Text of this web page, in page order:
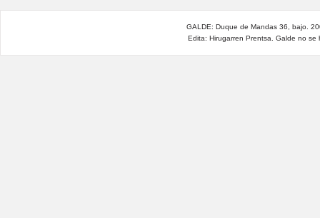
GALDE: Duque de Mandas 36, bajo.
Edita: Hirugarren Prentsa. Galde no